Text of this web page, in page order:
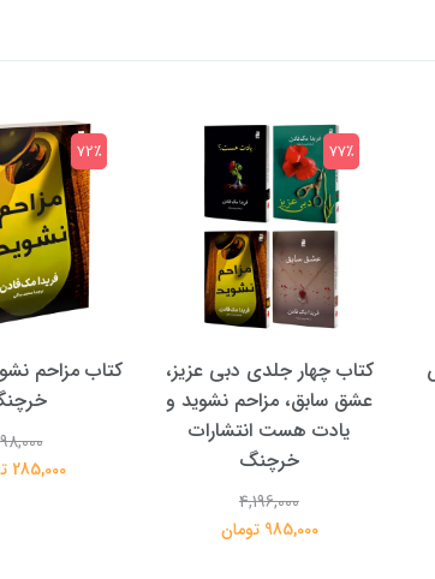
کتاب چهار جلدی دبی عزیز،
عشق سابق، مزاحم نشوید و
یادت هست انتشارات
خرچنگ
4,196,000
985,000 تومان
77٪
کتاب مزاحم
285,000 تومان
72٪